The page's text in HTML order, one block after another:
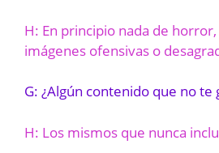
H: En principio nada de
imágenes ofensivas o
G: ¿Algún contenido que no te
H: Los mismos que nunca